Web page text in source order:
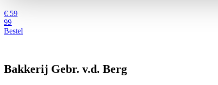
€ 59
99
Bestel
Bakkerij Gebr. v.d. Berg